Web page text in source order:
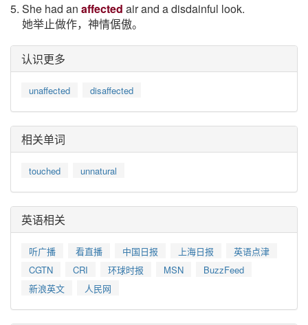
5. She had an affected air and a disdainful look.
她举止做作，神情倨傲。
认识更多
unaffected disaffected
相关单词
touched unnatural
英语相关
听广播 看直播 中国日报 上海日报
英语点津
CGTN
CRI 环球时报 MSN
BuzzFeed
新浪英文
人民网